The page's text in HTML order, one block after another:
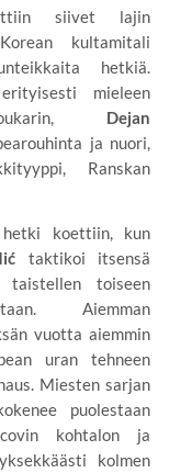
siivet lajin
kultamitali
hetkiä.
mieleen
Dejan
ja nuori,
Ranskan
hetki koettiin, kun
taktikoi itsensä
toiseen
Aiemman
vuotta aiemmin
uran tehneen
Miesten sarjan
puolestaan
kohtalon ja
kolmen